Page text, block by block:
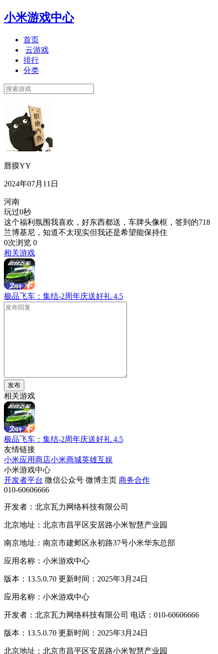
小米游戏中心
首页
云游戏
排行
分类
唇膜YY
2024年07月11日
河南
玩过0秒
这个福利氛围我喜欢，好东西都送，车牌头像框，签到的718
兰博基尼，知道不太现实但我还是希望能保持住
0次浏览 0
相关游戏
极品飞车：集结-2周年庆送好礼 4.5
发布
相关游戏
极品飞车：集结-2周年庆送好礼 4.5
友情链接
小米应用商店小米商城英雄互娱
小米游戏中心
开发者平台 微信公众号 微博主页 商务合作
010-60606666
开发者：北京瓦力网络科技有限公司
北京地址：北京市昌平区安居路小米智慧产业园
南京地址：南京市建邺区永初路37号小米华东总部
应用名称：小米游戏中心
版本：13.5.0.70 更新时间：2025年3月24日
应用名称：小米游戏中心
开发者：北京瓦力网络科技有限公司 电话：010-60606666
版本：13.5.0.70 更新时间：2025年3月24日
北京地址：北京市昌平区安居路小米智慧产业园